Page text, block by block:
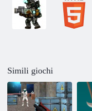
Simili giochi